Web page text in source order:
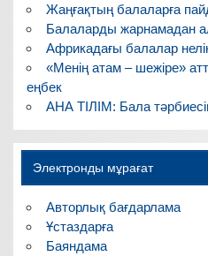
Жаңғақтың балаларға
Балаларды жарнамадан
Африкадағы балалар
«Менің атам – шежіре»
еңбек
АНА ТІЛІМ: Бала
Электронды мұрағат
Авторлық бағдарлама
Ұстаздарға
Баяндама